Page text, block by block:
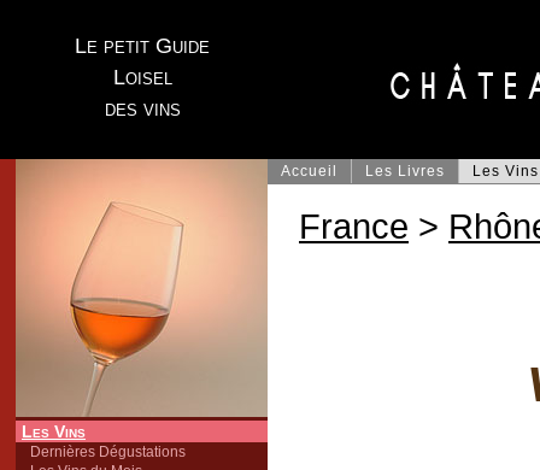
Le petit Guide
Loisel
des vins
Les Vins
Dernières Dégustations
Accueil Les Livres Les Vins
France >